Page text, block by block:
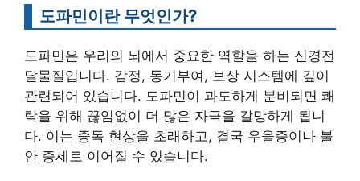
도파민이란 무엇인가?
도파민은 우리의 뇌에서 중요한 역할을 하는 신경전
달물질입니다. 감정, 동기부여, 보상 시스템에 깊이
관련되어 있습니다. 도파민이 과도하게 분비되면 쾌
락을 위해 끊임없이 더 많은 자극을 갈망하게 됩니
다. 이는 중독 현상을 초래하고, 결국 우울증이나 불
안 증세로 이어질 수 있습니다.